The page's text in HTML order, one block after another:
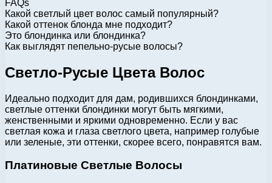
FAQs
Какой светлый цвет волос самый популярный?
Какой оттенок блонда мне подходит?
Это блондинка или блондинка?
Как выглядят пепельно-русые волосы?
Светло-Русые Цвета Волос
Идеально подходит для дам, родившихся блондинками,
светлые оттенки блондинки могут быть мягкими,
женственными и яркими одновременно. Если у вас
светлая кожа и глаза светлого цвета, например голубые
или зеленые, эти оттенки, скорее всего, понравятся вам.
Платиновые Светлые Волосы